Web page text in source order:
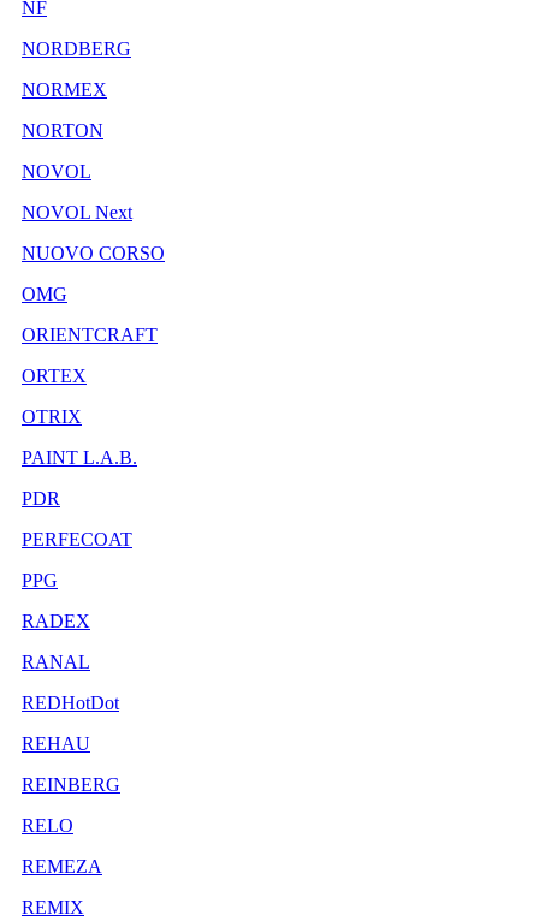
NF
NORDBERG
NORMEX
NORTON
NOVOL
NOVOL Next
NUOVO CORSO
OMG
ORIENTCRAFT
ORTEX
OTRIX
PAINT L.A.B.
PDR
PERFECOAT
PPG
RADEX
RANAL
REDHotDot
REHAU
REINBERG
RELO
REMEZA
REMIX